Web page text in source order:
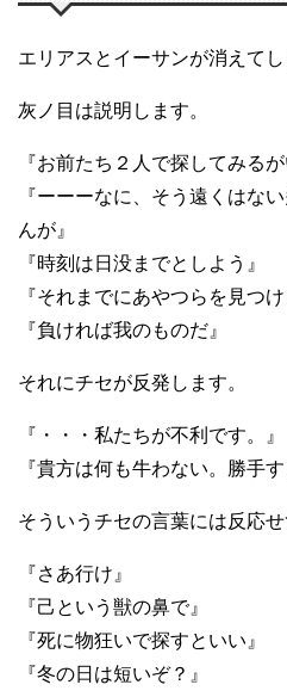
エリアスとイーサンが消えて
灰ノ目は説明します。
『お前たち２人で探してみるが
『ーーーなに、そう遠くはな
んが』
『時刻は日没までとしよう』
『それまでにあやつらを見つ
『負ければ我のものだ』
それにチセが反発します。
『・・・私たちが不利です。』
『貴方は何も牛わない。勝手す
そういうチセの言葉には反応
『さあ行け』
『己という獣の鼻で』
『死に物狂いで探すといい』
『冬の日は短いぞ？』